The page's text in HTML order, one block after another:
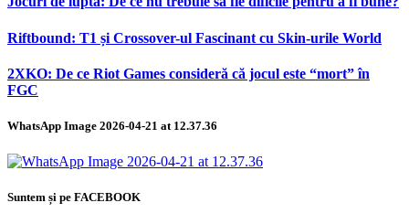
Riftbound: T1 și Crossover-ul Fascinant cu Skin-urile World
2XKO: De ce Riot Games consideră că jocul este “mort” în
FGC
WhatsApp Image 2026-04-21 at 12.37.36
Suntem și pe FACEBOOK